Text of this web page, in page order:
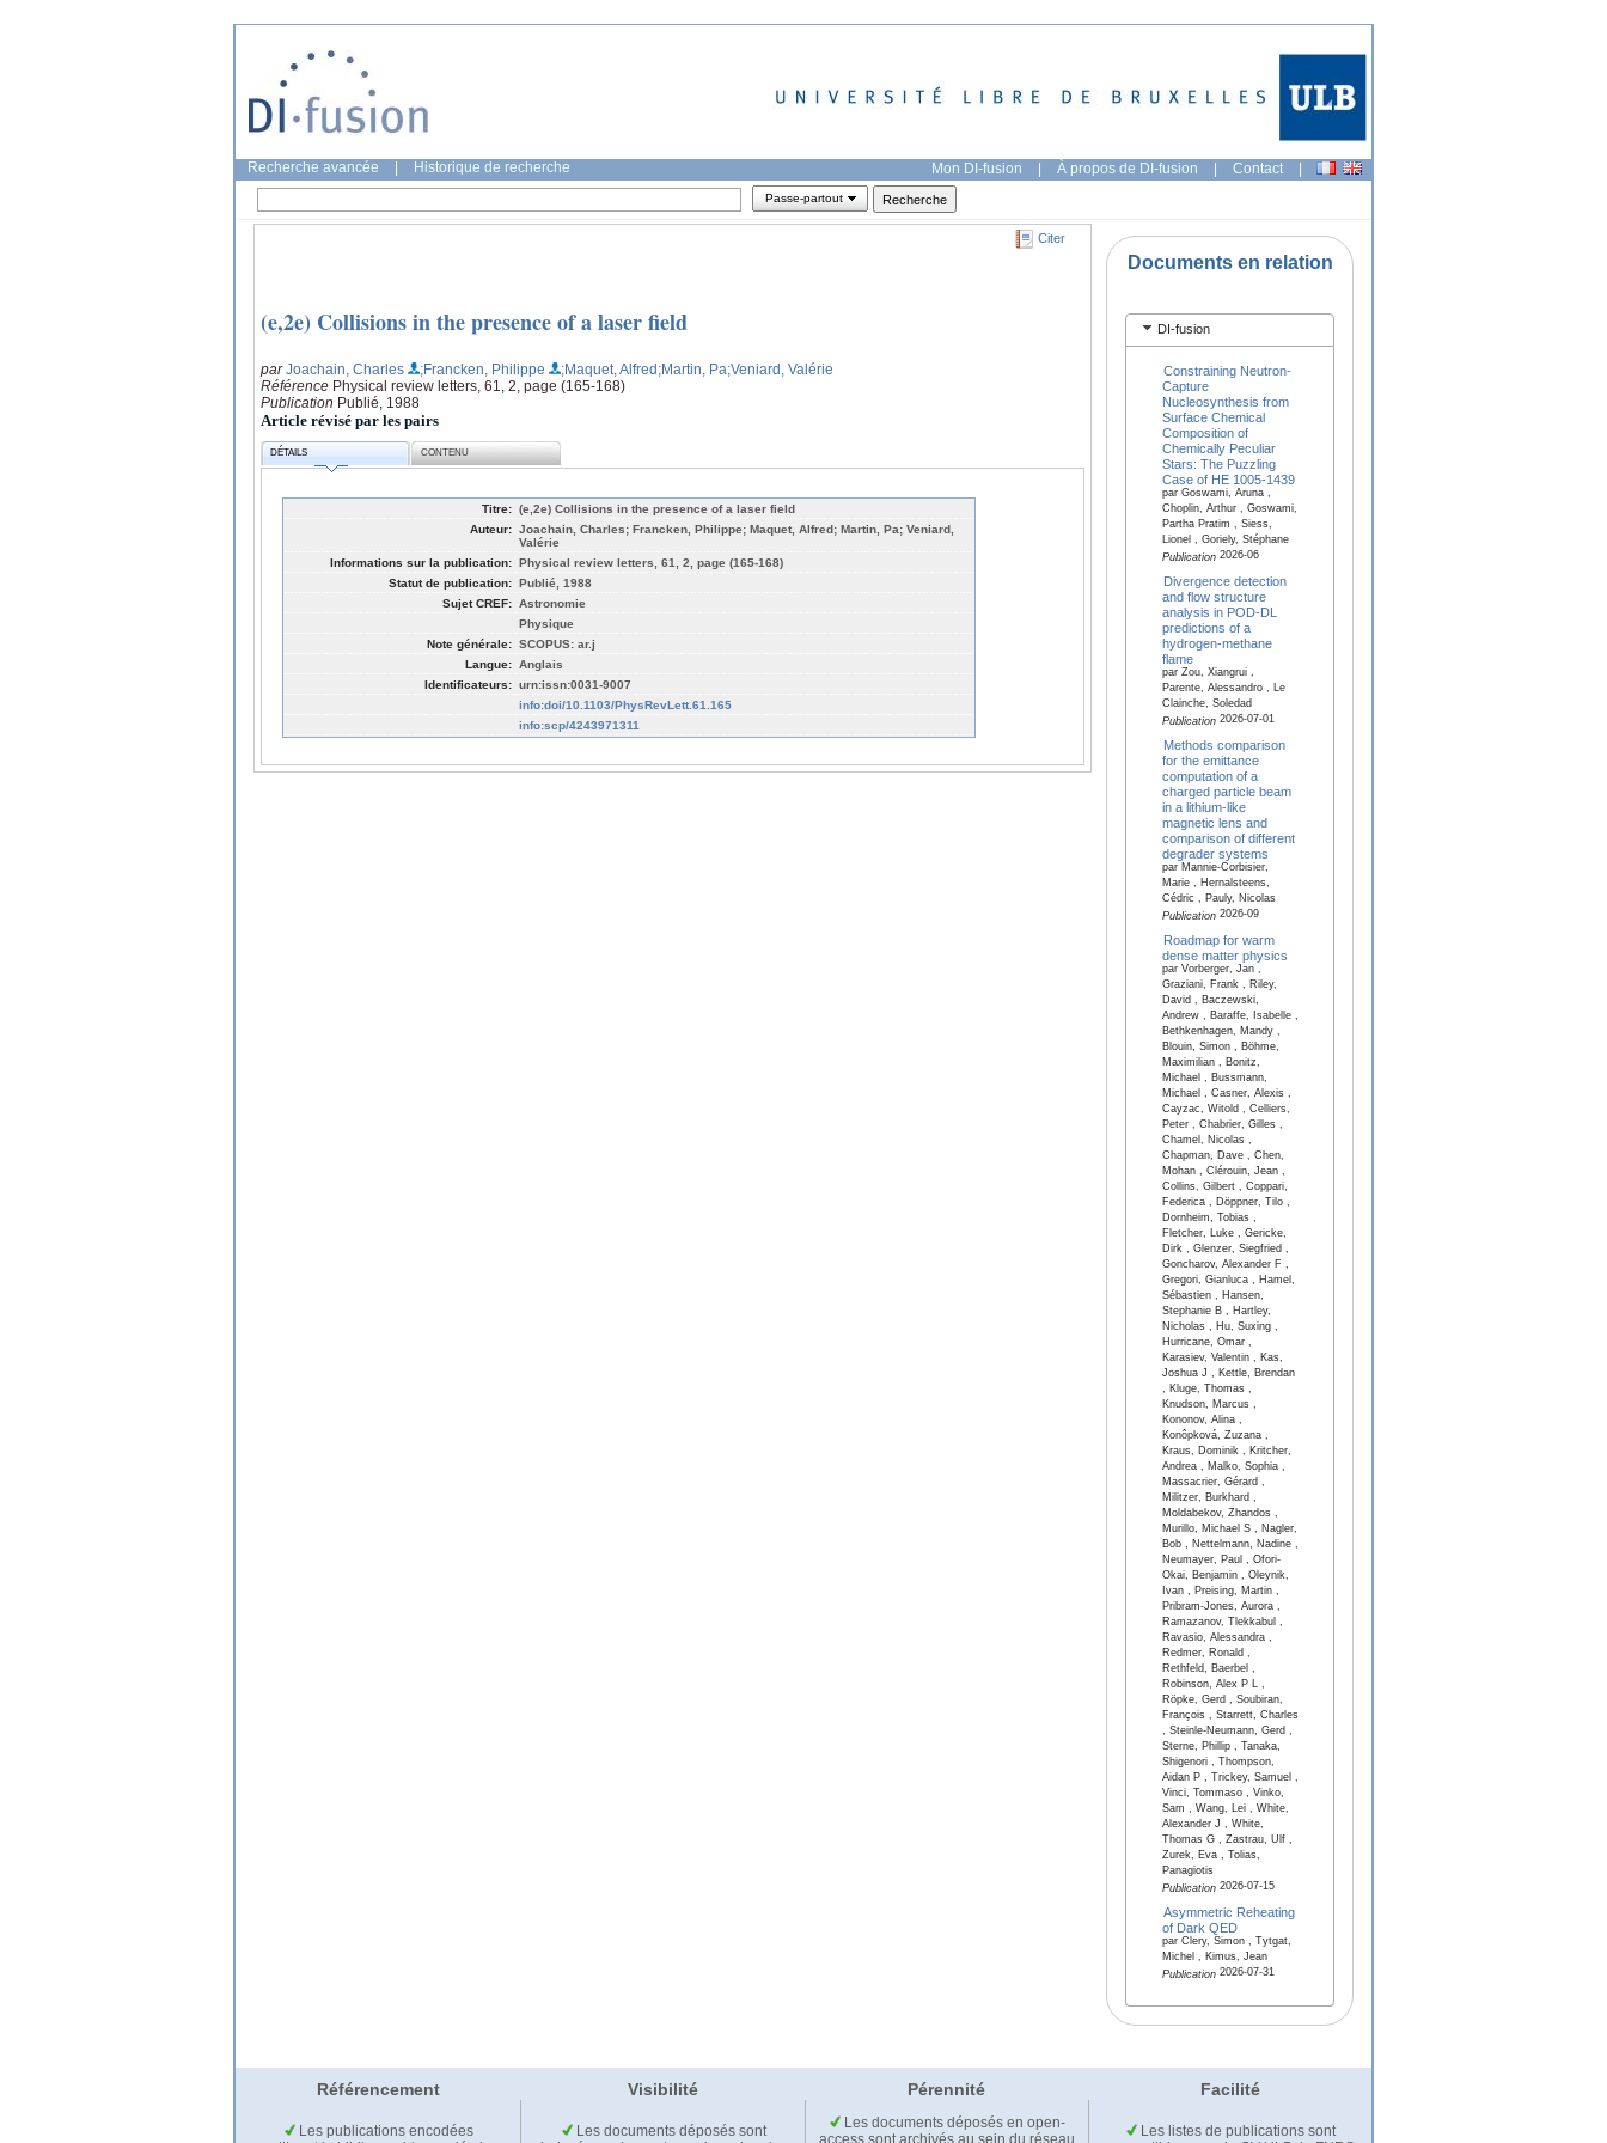
Recherche avancée Historique de recherche Mon DI-fusion | À propos de DI-fusion | Contact |
Passe-partout
Citer
(e,2e) Collisions in the presence of a laser field
parJoachain, Charles ;Francken, Philippe ;Maquet, Alfred;Martin, Pa;Veniard, Valérie
Référence Physical review letters, 61, 2, page (165-168)
Publication Publié, 1988
Article révisé par les pairs
DÉTAILS CONTENU
Titre: (e,2e) Collisions in the presence of a laser field
Auteur: Joachain, Charles; Francken, Philippe; Maquet, Alfred; Martin, Pa; Veniard,
Valérie
Informations sur la publication: Physical review letters, 61, 2, page (165-168)
Statut de publication: Publié, 1988
Sujet CREF: Astronomie
Physique
Note générale: SCOPUS: ar.j
Langue: Anglais
Identificateurs: urn:issn:0031-9007
info:doi/10.1103/PhysRevLett.61.165
info:scp/4243971311
Documents en relation
DI-fusion
Constraining Neutron-
Capture
Nucleosynthesis from
Surface Chemical
Composition of
Chemically Peculiar
Stars: The Puzzling
Case of HE 1005-1439
par Goswami, Aruna ,
Choplin, Arthur , Goswami,
Partha Pratim , Siess,
Lionel , Goriely, Stéphane
Publication2026-06
Divergence detection
and flow structure
analysis in POD-DL
predictions of a
hydrogen-methane
flame
par Zou, Xiangrui ,
Parente, Alessandro , Le
Clainche, Soledad
Publication2026-07-01
Methods comparison
for the emittance
computation of a
charged particle beam
in a lithium-like
magnetic lens and
comparison of different
degrader systems
par Mannie-Corbisier,
Marie , Hernalsteens,
Cédric , Pauly, Nicolas
Publication2026-09
Roadmap for warm
dense matter physics
par Vorberger, Jan ,
Graziani, Frank , Riley,
David , Baczewski,
Andrew , Baraffe, Isabelle ,
Bethkenhagen, Mandy ,
Blouin, Simon , Böhme,
Maximilian , Bonitz,
Michael , Bussmann,
Michael , Casner, Alexis ,
Cayzac, Witold , Celliers,
Peter , Chabrier, Gilles ,
Chamel, Nicolas ,
Chapman, Dave , Chen,
Mohan , Clérouin, Jean ,
Collins, Gilbert , Coppari,
Federica , Döppner, Tilo ,
Dornheim, Tobias ,
Fletcher, Luke , Gericke,
Dirk , Glenzer, Siegfried ,
Goncharov, Alexander F ,
Gregori, Gianluca , Hamel,
Sébastien , Hansen,
Stephanie B , Hartley,
Nicholas , Hu, Suxing ,
Hurricane, Omar ,
Karasiev, Valentin , Kas,
Joshua J , Kettle, Brendan
, Kluge, Thomas ,
Knudson, Marcus ,
Kononov, Alina ,
Konôpková, Zuzana ,
Kraus, Dominik , Kritcher,
Andrea , Malko, Sophia ,
Massacrier, Gérard ,
Militzer, Burkhard ,
Moldabekov, Zhandos ,
Murillo, Michael S , Nagler,
Bob , Nettelmann, Nadine ,
Neumayer, Paul , Ofori-
Okai, Benjamin , Oleynik,
Ivan , Preising, Martin ,
Pribram-Jones, Aurora ,
Ramazanov, Tlekkabul ,
Ravasio, Alessandra ,
Redmer, Ronald ,
Rethfeld, Baerbel ,
Robinson, Alex P L ,
Röpke, Gerd , Soubiran,
François , Starrett, Charles
, Steinle-Neumann, Gerd ,
Sterne, Phillip , Tanaka,
Shigenori , Thompson,
Aidan P , Trickey, Samuel ,
Vinci, Tommaso , Vinko,
Sam , Wang, Lei , White,
Alexander J , White,
Thomas G , Zastrau, Ulf ,
Zurek, Eva , Tolias,
Panagiotis
Publication2026-07-15
Asymmetric Reheating
of Dark QED
par Clery, Simon , Tytgat,
Michel , Kimus, Jean
Publication2026-07-31
Référencement Visibilité Pérennité Facilité
Les publications encodées
Les documents déposés sont
Les documents déposés en open-
Les listes de publications sont